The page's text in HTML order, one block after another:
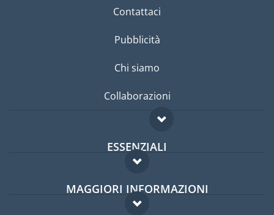
Contattaci
Pubblicità
Chi siamo
Collaborazioni
ESSENZIALI
Forum per expat
Guida per expat
MAGGIORI INFORMAZIONI
Domande frequenti